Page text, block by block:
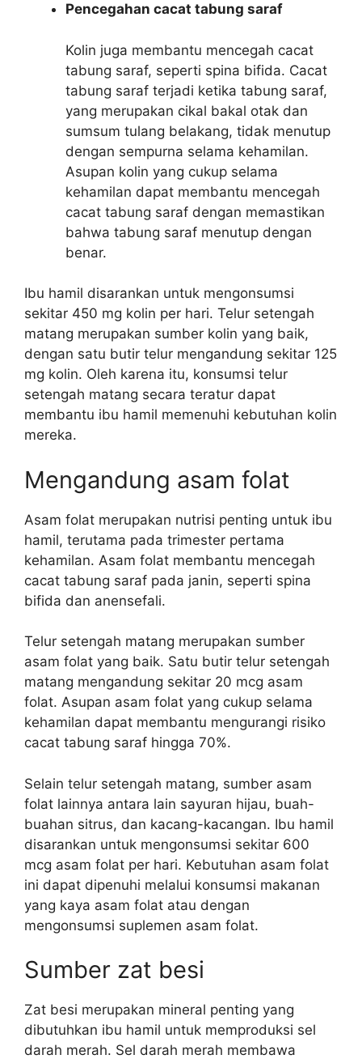
Pencegahan cacat tabung saraf
Kolin juga membantu mencegah cacat
tabung saraf, seperti spina bifida. Cacat
tabung saraf terjadi ketika tabung saraf,
yang merupakan cikal bakal otak dan
sumsum tulang belakang, tidak menutup
dengan sempurna selama kehamilan.
Asupan kolin yang cukup selama
kehamilan dapat membantu mencegah
cacat tabung saraf dengan memastikan
bahwa tabung saraf menutup dengan
benar.
Ibu hamil disarankan untuk mengonsumsi
sekitar 450 mg kolin per hari. Telur setengah
matang merupakan sumber kolin yang baik,
dengan satu butir telur mengandung sekitar 125
mg kolin. Oleh karena itu, konsumsi telur
setengah matang secara teratur dapat
membantu ibu hamil memenuhi kebutuhan kolin
mereka.
Mengandung asam folat
Asam folat merupakan nutrisi penting untuk ibu
hamil, terutama pada trimester pertama
kehamilan. Asam folat membantu mencegah
cacat tabung saraf pada janin, seperti spina
bifida dan anensefali.
Telur setengah matang merupakan sumber
asam folat yang baik. Satu butir telur setengah
matang mengandung sekitar 20 mcg asam
folat. Asupan asam folat yang cukup selama
kehamilan dapat membantu mengurangi risiko
cacat tabung saraf hingga 70%.
Selain telur setengah matang, sumber asam
folat lainnya antara lain sayuran hijau, buah-
buahan sitrus, dan kacang-kacangan. Ibu hamil
disarankan untuk mengonsumsi sekitar 600
mcg asam folat per hari. Kebutuhan asam folat
ini dapat dipenuhi melalui konsumsi makanan
yang kaya asam folat atau dengan
mengonsumsi suplemen asam folat.
Sumber zat besi
Zat besi merupakan mineral penting yang
dibutuhkan ibu hamil untuk memproduksi sel
darah merah. Sel darah merah membawa